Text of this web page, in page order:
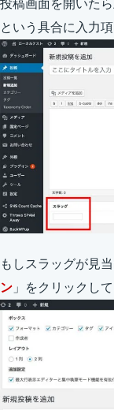
投稿画面を開いた
という具合に入力
もしスラッグが見
ン 」をクリックし